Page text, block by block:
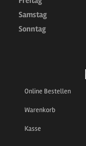
Samstag
Sonntag
Online Bestellen
Warenkorb
Kasse